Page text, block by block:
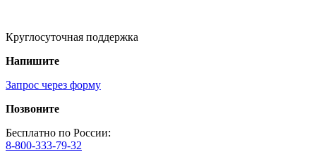
Круглосуточная поддержка
Напишите
Запрос через форму
Позвоните
Бесплатно по России:
8-800-333-79-32